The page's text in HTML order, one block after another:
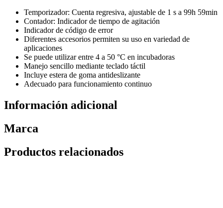
Temporizador: Cuenta regresiva, ajustable de 1 s a 99h 59min
Contador: Indicador de tiempo de agitación
Indicador de código de error
Diferentes accesorios permiten su uso en variedad de
aplicaciones
Se puede utilizar entre 4 a 50 °C en incubadoras
Manejo sencillo mediante teclado táctil
Incluye estera de goma antideslizante
Adecuado para funcionamiento continuo
Información adicional
Marca
Productos relacionados